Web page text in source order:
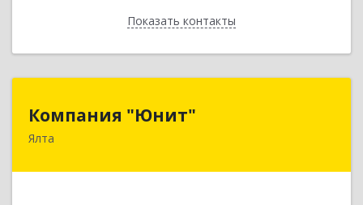
Показать контакты
Назад
Компания "Юнит"
Ялта
298600, Крым Респ, Ялта г, Васильева ул, дом №